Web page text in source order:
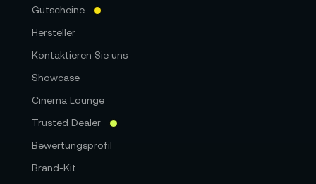
Gutscheine
Hersteller
Kontaktieren Sie uns
Showcase
Cinema Lounge
Trusted Dealer
Bewertungsprofil
Brand-Kit